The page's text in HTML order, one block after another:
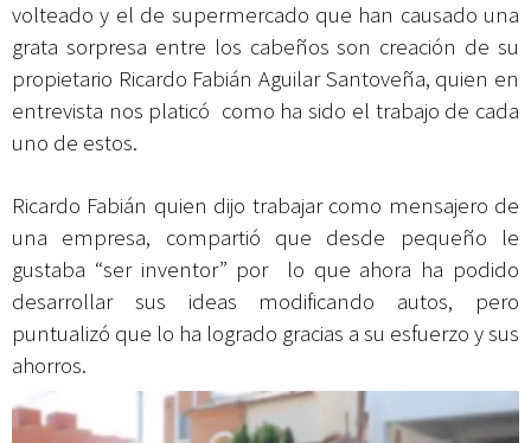
volteado y el de supermercado que han causado una
grata sorpresa entre los cabeños son creación de su
propietario Ricardo Fabián Aguilar Santoveña, quien en
entrevista nos platicó como ha sido el trabajo de cada
uno de estos.
Ricardo Fabián quien dijo trabajar como mensajero de
una empresa, compartió que desde pequeño le
gustaba “ser inventor” por lo que ahora ha podido
desarrollar sus ideas modificando autos, pero
puntualizó que lo ha logrado gracias a su esfuerzo y sus
ahorros.